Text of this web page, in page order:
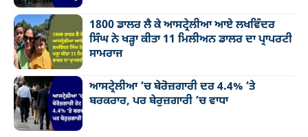
1800 ਡਾਲਰ ਲੈ ਕੇ ਆਸਟ੍ਰੇਲੀਆ ਆਏ ਲਖਵਿੰਦਰ
ਸਿੰਘ ਨੇ ਖੜ੍ਹਾ ਕੀਤਾ 11 ਮਿਲੀਅਨ ਡਾਲਰ ਦਾ ਪ੍ਰਾਪਰਟੀ
ਸਾਮਰਾਜ
ਆਸਟ੍ਰੇਲੀਆ ’ਚ ਬੇਰੋਜ਼ਗਾਰੀ ਦਰ 4.4% ’ਤੇ
ਬਰਕਰਾਰ, ਪਰ ਬੇਰੁਜ਼ਗਾਰੀ ’ਚ ਵਾਧਾ